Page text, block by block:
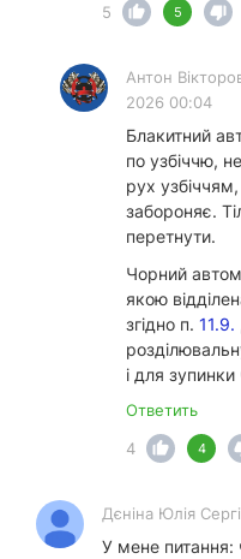
5
5
Антон
2026 00:04
Блакитний
по узбіччю,
рух
забороняє.
перетнути.
Чорний
якою
згідно п. 11.9.
і для
Ответить
4
4
Дєніна Юлія
У мене